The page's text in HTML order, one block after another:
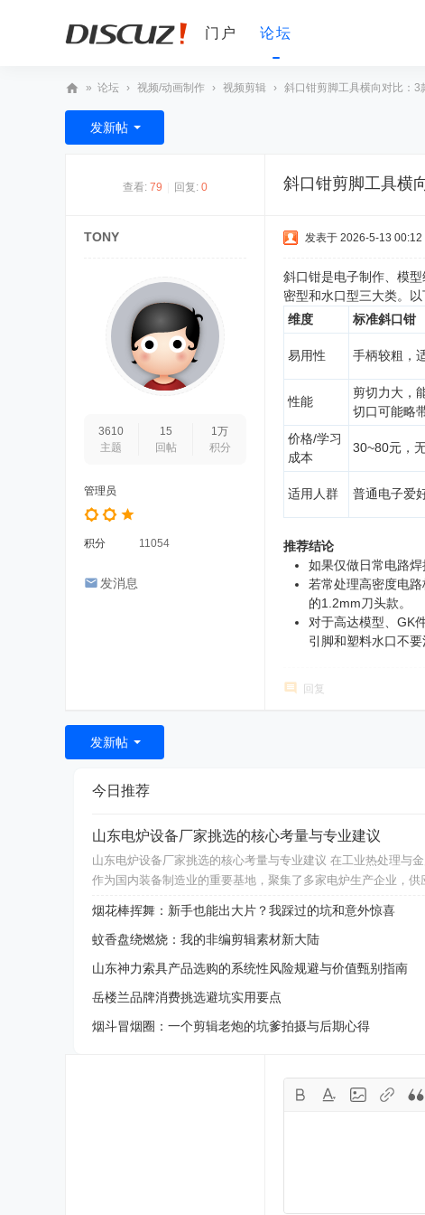
门户 论坛
D
» 论坛 › 视频/动画制作 › 视频剪辑 › 斜口钳剪脚工具横向对比：3
发新帖
查看: 79 回复: 0 斜口钳剪脚工具横
TONY
3610
主题
15
回帖
1万
积分
管理员
积分 11054
发消息
发表于 2026-5-13 00:12
斜口钳是电子制作、模
密型和水口型三大类。
维度
标准斜口钳
易用性 手柄较粗，
性能
剪切力大，
切口可能略
价格/学习
成本
30~80元，
适用人群 普通电子爱
推荐结论
如果仅做日常电路焊
若常处理高密度电
的1.2mm刀头款。
对于高达模型、GK
引脚和塑料水口不要
回复
发新帖
今日推荐
山东电炉设备厂家挑选的核心考量与专业建议
山东电炉设备厂家挑选的核心考量与专业建议 在工业热处理与
作为国内装备制造业的重要基地，聚集了多家电炉生产企业，
烟花棒挥舞：新手也能出大片？我踩过的坑和意外惊喜
蚊香盘绕燃烧：我的非编剪辑素材新大陆
山东神力索具产品选购的系统性风险规避与价值甄别指南
岳楼兰品牌消费挑选避坑实用要点
烟斗冒烟圈：一个剪辑老炮的坑爹拍摄与后期心得